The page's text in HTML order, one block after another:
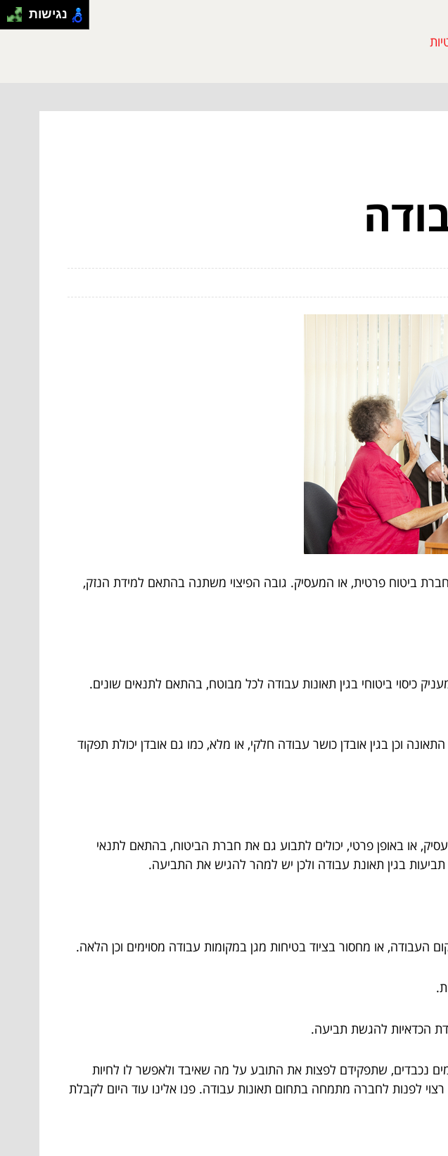
ביטוח פרטית, או המעסיק. גובה הפיצוי משתנה בהתאם למידת הנזק,
כיסוי ביטוחי בגין תאונות עבודה לכל מבוטח, בהתאם לתנאים שונים.
וכן בגין אובדן כושר עבודה חלקי, או מלא, כמו גם אובדן יכולת תפקוד
או באופן פרטי, יכולים לתבוע גם את חברת הביטוח, בהתאם לתנאי
בגין תאונת עבודה ולכן יש למהר להגיש את התביעה.
העבודה, או מחסור בציוד בטיחות מגן במקומות עבודה מסוימים וכן הלאה.
הכדאיות להגשת תביעה.
נכבדים, שתפקידם לפצות את התובע על מה שאיבד ולאפשר לו לחיות
לפנות לחברה מתמחה בתחום תאונות עבודה. פנו אלינו עוד היום לקבלת
נגישות